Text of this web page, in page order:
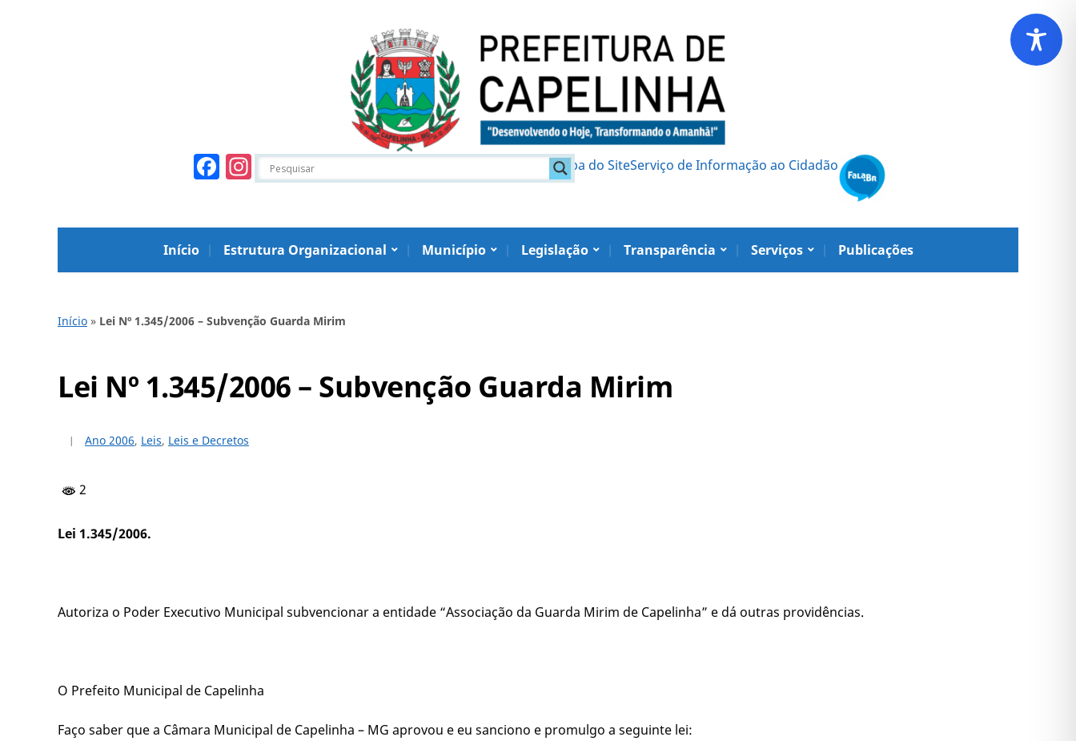
Facebook
Instagram Mapa do SiteServiço de Informação ao Cidadão
Início Estrutura Organizacional Município Legislação Transparência Serviços Publicações
Início » Lei Nº 1.345/2006 – Subvenção Guarda Mirim
Lei Nº 1.345/2006 – Subvenção Guarda Mirim
Ano 2006, Leis, Leis e Decretos
2
Lei 1.345/2006.
Autoriza o Poder Executivo Municipal subvencionar a entidade “Associação da Guarda Mirim de Capelinha” e dá outras providências.
O Prefeito Municipal de Capelinha
Faço saber que a Câmara Municipal de Capelinha – MG aprovou e eu sanciono e promulgo a seguinte lei: